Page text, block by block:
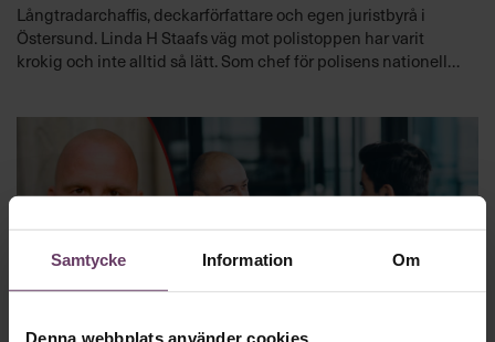
Samtycke Information Om
Denna webbplats använder cookies
Långtradarchaffis, deckarförfattare och egen juristbyrå i
Östersund. Linda H Staafs väg mot polistoppen har varit
krokig och inte alltid så lätt. Som chef för polisens nationella
utanför”, säger hon.